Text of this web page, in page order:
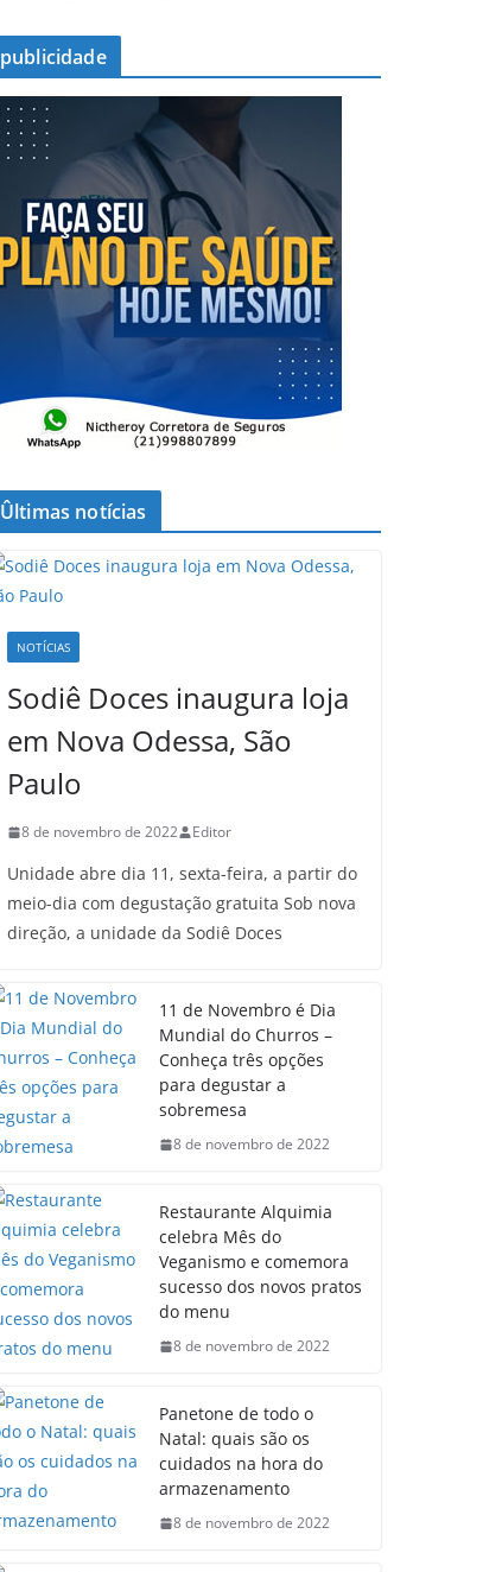
publicidade
Ûltimas notícias
NOTÍCIAS
Sodiê Doces inaugura loja
em Nova Odessa, São
Paulo
8 de novembro de 2022 Editor
Unidade abre dia 11, sexta-feira, a partir do
meio-dia com degustação gratuita Sob nova
direção, a unidade da Sodiê Doces
11 de Novembro é Dia
Mundial do Churros –
Conheça três opções
para degustar a
sobremesa
8 de novembro de 2022
Restaurante Alquimia
celebra Mês do
Veganismo e comemora
sucesso dos novos pratos
do menu
8 de novembro de 2022
Panetone de todo o
Natal: quais são os
cuidados na hora do
armazenamento
8 de novembro de 2022